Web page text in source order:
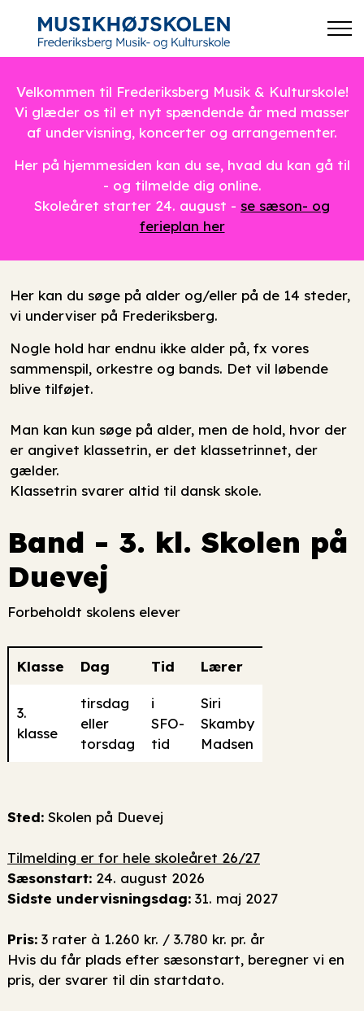
Velkommen til Frederiksberg Musik & Kulturskole!
Vi glæder os til et nyt spændende år med masser
af undervisning, koncerter og arrangementer.
Her på hjemmesiden kan du se, hvad du kan gå til
- og tilmelde dig online.
Skoleåret starter 24. august - se sæson- og
ferieplan her
Her kan du søge på alder og/eller på de 14 steder,
vi underviser på Frederiksberg.
Nogle hold har endnu ikke alder på, fx vores
sammenspil, orkestre og bands. Det vil løbende
blive tilføjet.
Man kan kun søge på alder, men de hold, hvor der
er angivet klassetrin, er det klassetrinnet, der
gælder.
Klassetrin svarer altid til dansk skole.
Band - 3. kl. Skolen på
Duevej
Forbeholdt skolens elever
Klasse Dag Tid Lærer
3.
klasse
tirsdag
eller
torsdag
i
SFO-
tid
Siri
Skamby
Madsen
Sted: Skolen på Duevej
Tilmelding er for hele skoleåret 26/27
Sæsonstart: 24. august 2026
Sidste undervisningsdag: 31. maj 2027
Pris: 3 rater à 1.260 kr. / 3.780 kr. pr. år
Hvis du får plads efter sæsonstart, beregner vi en
pris, der svarer til din startdato.